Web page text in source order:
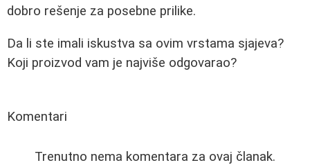
dobro rešenje za posebne prilike.
Da li ste imali iskustva sa ovim vrstama sjajeva?
Koji proizvod vam je najviše odgovarao?
Komentari
Trenutno nema komentara za ovaj članak.